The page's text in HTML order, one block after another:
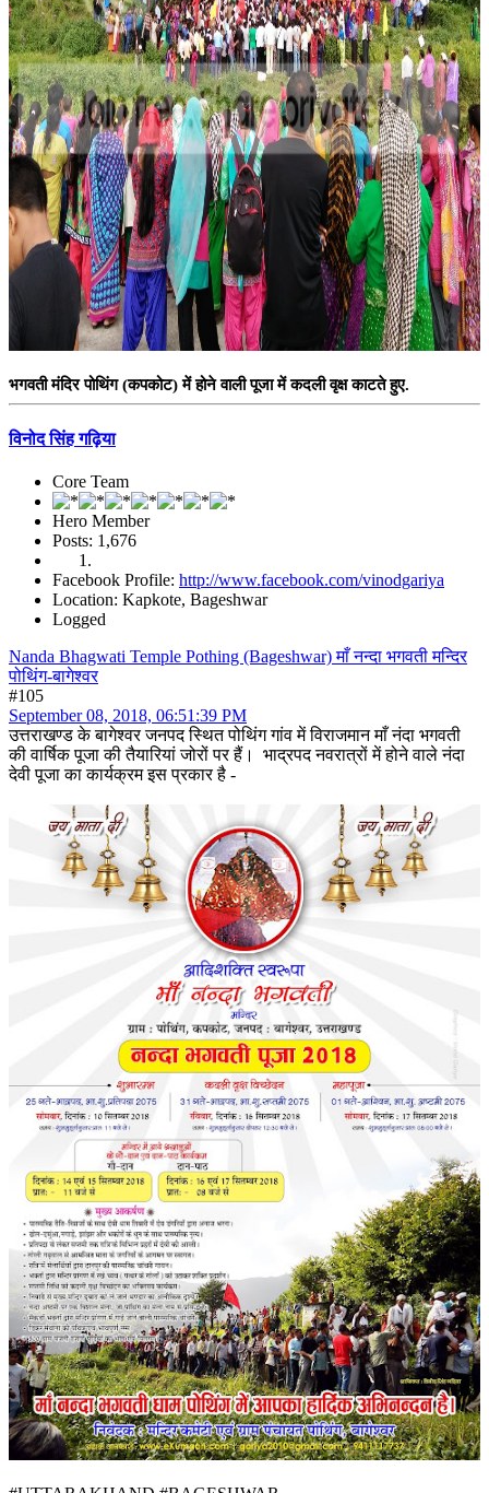
भगवती मंदिर पोथिंग (कपकोट) में होने वाली पूजा में कदली वृक्ष काटते हुए.
विनोद सिंह गढ़िया
Core Team
Hero Member
Posts: 1,676
Facebook Profile: http://www.facebook.com/vinodgariya
Location: Kapkote, Bageshwar
Logged
Nanda Bhagwati Temple Pothing (Bageshwar) माँ नन्दा भगवती मन्दिर
पोथिंग-बागेश्वर
#105
September 08, 2018, 06:51:39 PM
उत्तराखण्ड के बागेश्वर जनपद स्थित पोथिंग गांव में विराजमान माँ नंदा भगवती
की वार्षिक पूजा की तैयारियां जोरों पर हैं। भाद्रपद नवरात्रों में होने वाले नंदा
देवी पूजा का कार्यक्रम इस प्रकार है -